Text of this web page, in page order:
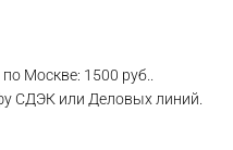
Москве: 1500 руб..
СДЭК или Деловых линий.